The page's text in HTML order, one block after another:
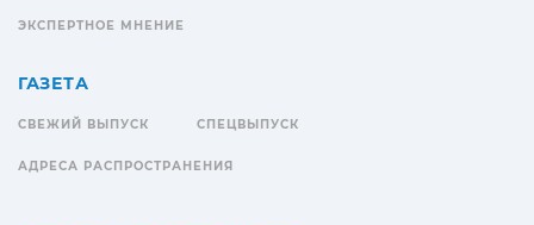
ЭКСПЕРТНОЕ МНЕНИЕ
ГАЗЕТА
СВЕЖИЙ ВЫПУСК СПЕЦВЫПУСК
АДРЕСА РАСПРОСТРАНЕНИЯ